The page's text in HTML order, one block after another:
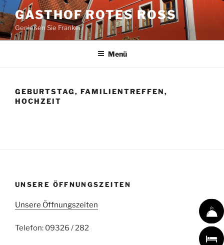
Zum
Inhalt
springen
GASTHOF ROTES ROSS
Genießen Sie Franken
Menü
GEBURTSTAG, FAMILIENTREFFEN,
HOCHZEIT
UNSERE ÖFFNUNGSZEITEN
Unsere Öffnungszeiten
Telefon: 09326 / 282